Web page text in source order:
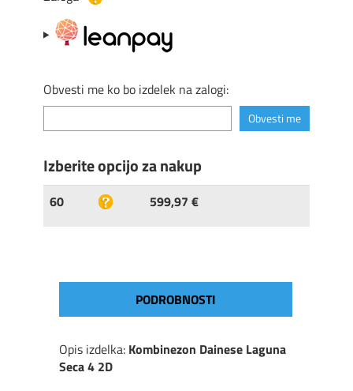
Obvesti me ko bo izdelek na zalogi:
Izberite opcijo za nakup
60 599,97 €
PODROBNOSTI
Opis izdelka: Kombinezon Dainese Laguna
Seca 4 2D